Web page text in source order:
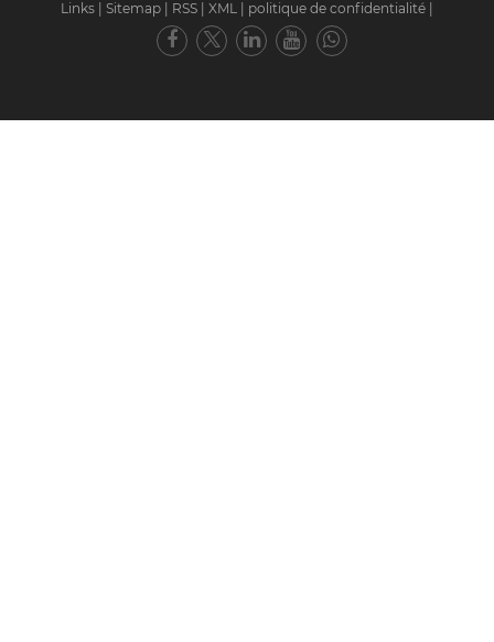
Links | Sitemap | RSS | XML | politique de confidentialité |